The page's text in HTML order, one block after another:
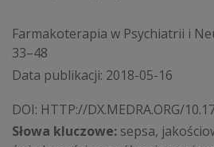
Farmakoterapia w Psychiatrii i
33–48
Data publikacji: 2018-05-16
DOI: HTTP://DX.MEDRA.ORG/
Słowa kluczowe: sepsa,